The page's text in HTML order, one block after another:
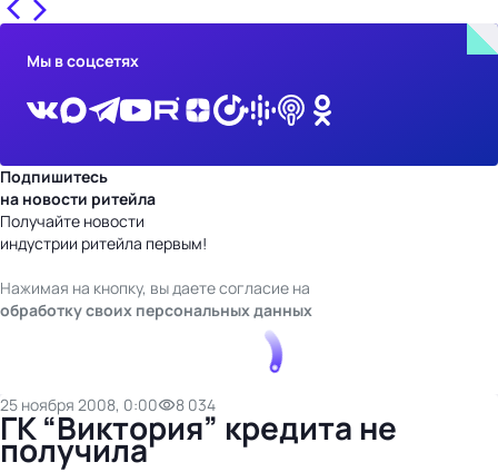
Мы в соцсетях
Подпишитесь
на новости ритейла
Получайте новости
индустрии ритейла первым!
Нажимая на кнопку, вы даете согласие на
обработку своих персональных данных
25 ноября 2008, 0:00 8 034
ГК “Виктория” кредита не
получила